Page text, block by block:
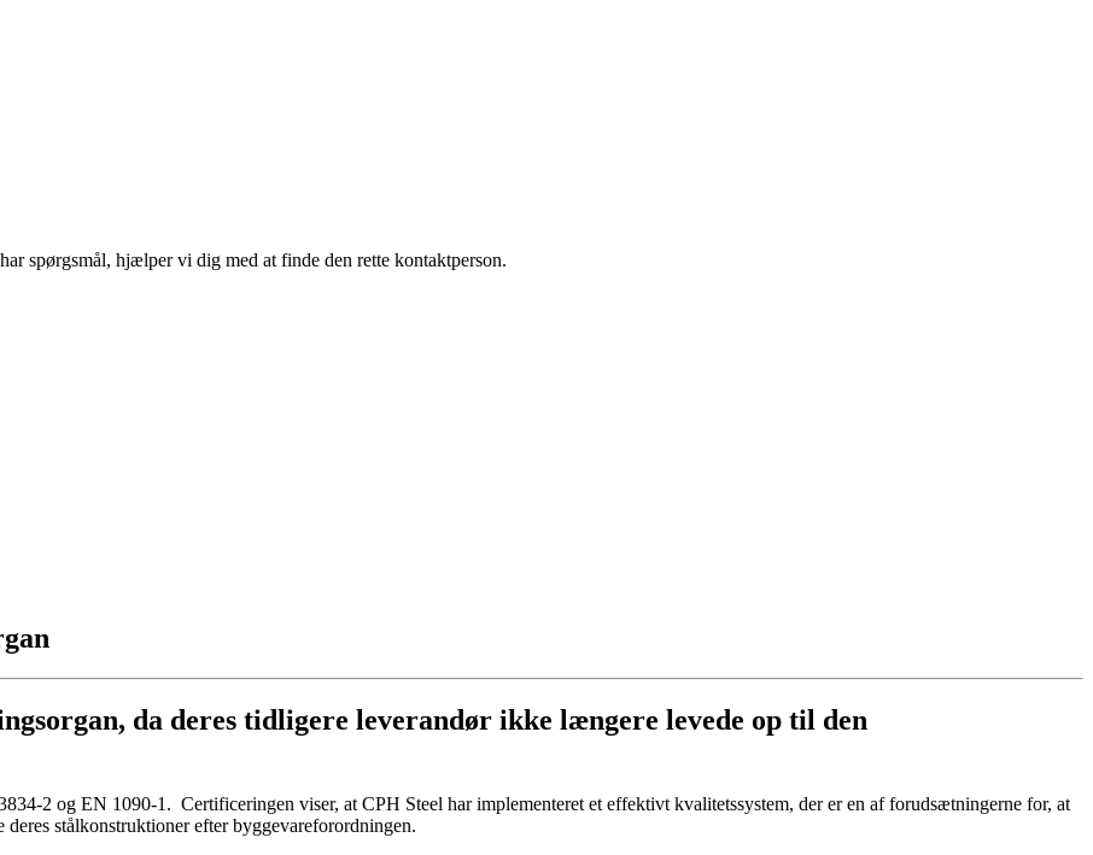
spørgsmål, hjælper vi dig med at finde den rette kontaktperson.
da deres tidligere leverandør ikke længere levede op til den
2 og EN 1090-1. Certificeringen viser, at CPH Steel har implementeret et effektivt kvalitetssystem, der er en af forudsætningerne for, at
stålkonstruktioner efter byggevareforordningen.